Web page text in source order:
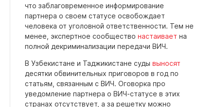
что заблаговременное информирование
партнера о своем статусе освобождает
человека от уголовной ответственности. Тем не
менее, экспертное сообщество настаивает на
полной декриминализации передачи ВИЧ.
В Узбекистане и Таджикистане суды выносят
десятки обвинительных приговоров в год по
статьям, связанным с ВИЧ. Оговорка про
уведомление партнера о ВИЧ-статусе в этих
странах отсутствует, а за решетку можно